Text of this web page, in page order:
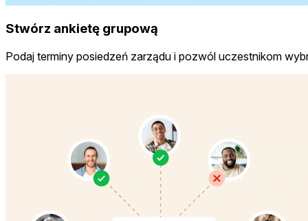
Stwórz ankietę grupową
Podaj terminy posiedzeń zarządu i pozwól uczestnikom